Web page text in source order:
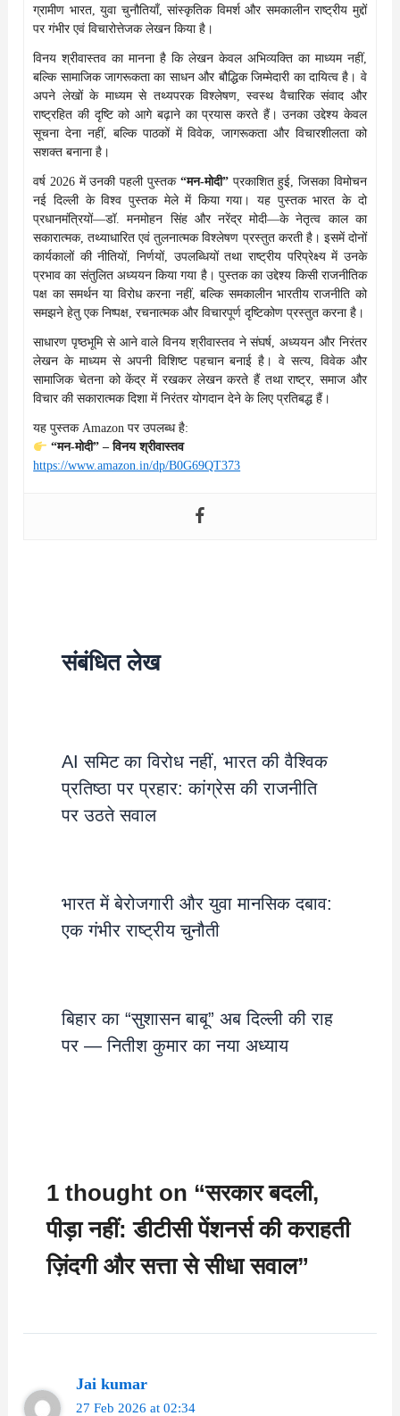
ग्रामीण भारत, युवा चुनौतियाँ, सांस्कृतिक विमर्श और समकालीन राष्ट्रीय मुद्दों
पर गंभीर एवं विचारोत्तेजक लेखन किया है।
विनय श्रीवास्तव का मानना है कि लेखन केवल अभिव्यक्ति का माध्यम नहीं,
बल्कि सामाजिक जागरूकता का साधन और बौद्धिक जिम्मेदारी का दायित्व है। वे
अपने लेखों के माध्यम से तथ्यपरक विश्लेषण, स्वस्थ वैचारिक संवाद और
राष्ट्रहित की दृष्टि को आगे बढ़ाने का प्रयास करते हैं। उनका उद्देश्य केवल
सूचना देना नहीं, बल्कि पाठकों में विवेक, जागरूकता और विचारशीलता को
सशक्त बनाना है।
वर्ष 2026 में उनकी पहली पुस्तक “मन-मोदी”प्रकाशित हुई, जिसका विमोचन
नई दिल्ली के विश्व पुस्तक मेले में किया गया। यह पुस्तक भारत के दो
प्रधानमंत्रियों—डॉ. मनमोहन सिंह और नरेंद्र मोदी—के नेतृत्व काल का
सकारात्मक, तथ्याधारित एवं तुलनात्मक विश्लेषण प्रस्तुत करती है। इसमें दोनों
कार्यकालों की नीतियों, निर्णयों, उपलब्धियों तथा राष्ट्रीय परिप्रेक्ष्य में उनके
प्रभाव का संतुलित अध्ययन किया गया है। पुस्तक का उद्देश्य किसी राजनीतिक
पक्ष का समर्थन या विरोध करना नहीं, बल्कि समकालीन भारतीय राजनीति को
समझने हेतु एक निष्पक्ष, रचनात्मक और विचारपूर्ण दृष्टिकोण प्रस्तुत करना है।
साधारण पृष्ठभूमि से आने वाले विनय श्रीवास्तव ने संघर्ष, अध्ययन और निरंतर
लेखन के माध्यम से अपनी विशिष्ट पहचान बनाई है। वे सत्य, विवेक और
सामाजिक चेतना को केंद्र में रखकर लेखन करते हैं तथा राष्ट्र, समाज और
विचार की सकारात्मक दिशा में निरंतर योगदान देने के लिए प्रतिबद्ध हैं।
यह पुस्तक Amazon पर उपलब्ध है:
“मन-मोदी” – विनय श्रीवास्तव
https://www.amazon.in/dp/B0G69QT373
संबंधित लेख
AI समिट का विरोध नहीं, भारत की वैश्विक
प्रतिष्ठा पर प्रहार: कांग्रेस की राजनीति
पर उठते सवाल
भारत में बेरोजगारी और युवा मानसिक दबाव:
एक गंभीर राष्ट्रीय चुनौती
बिहार का “सुशासन बाबू” अब दिल्ली की राह
पर — नितीश कुमार का नया अध्याय
1 thought on “सरकार बदली,
पीड़ा नहीं: डीटीसी पेंशनर्स की कराहती
ज़िंदगी और सत्ता से सीधा सवाल”
Jai kumar
27 Feb 2026 at 02:34